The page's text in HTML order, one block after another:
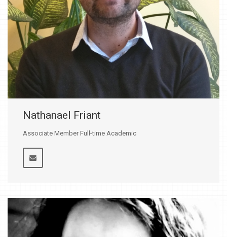
Nathanael Friant
Associate Member Full-time Academic